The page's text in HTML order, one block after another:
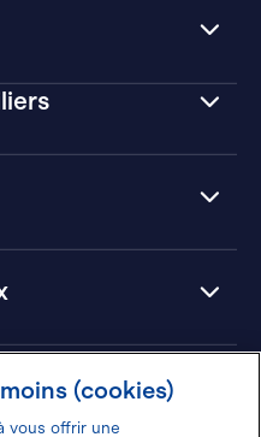
(cookies)
vous offrir une